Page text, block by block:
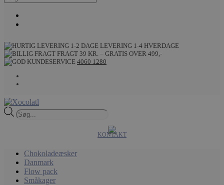
LEVERING 1-4 HVERDAGE
FRAGT 39 KR. – GRATIS OVER 499,-
4060 1280
Products
search
KONTAKT
Chokoladeæsker
Danmark
Flow pack
Småkager